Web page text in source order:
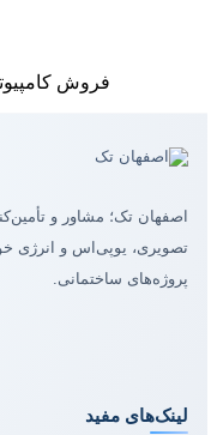
فروش
اصفهان تک؛ مشاور و
تصویری، یوپی‌اس و انرژی
پروژه‌های ساختمانی.
لینک‌های مفید